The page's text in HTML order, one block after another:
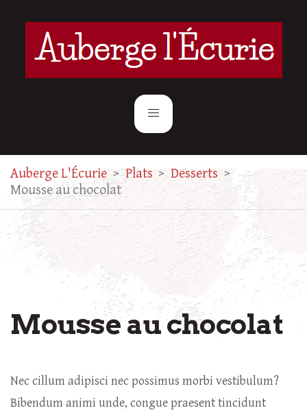
Auberge L'Écurie > Plats > Desserts >
Mousse au chocolat
Mousse au chocolat
Nec cillum adipisci nec possimus morbi vestibulum?
Bibendum animi unde, congue praesent tincidunt